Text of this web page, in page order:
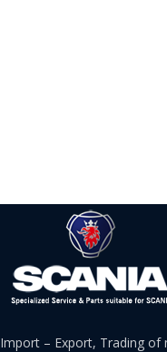
Import – Export, Trading of